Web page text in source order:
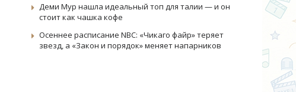
Деми Мур нашла идеальный топ для талии — и он
стоит как чашка кофе
Осеннее расписание NBC: «Чикаго файр» теряет
звезд, а «Закон и порядок» меняет напарников